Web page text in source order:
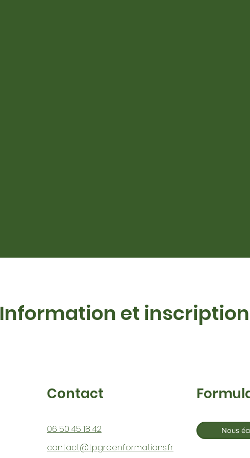
Information et inscription
Contact
06 50 45 18 42
contact@tpgreenformations.fr
Nous